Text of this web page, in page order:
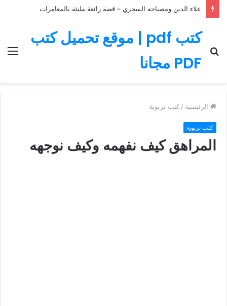
أكل لذيذ وسريع – وصفات طهي سهلة التحضير
كتب pdf | موقع تحميل كتب
PDF مجاناعن
الرئيسية / كتب تربوية
كتب تربوية
المراهق كيف نفهمه وكيف نوجهه